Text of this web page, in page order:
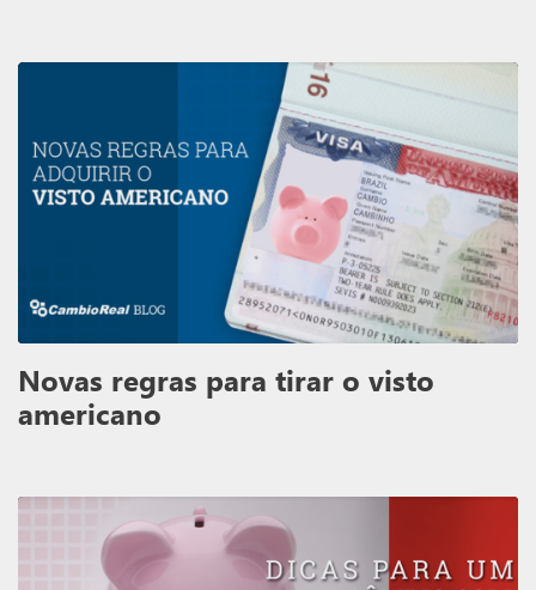
Novas regras para tirar o visto
americano